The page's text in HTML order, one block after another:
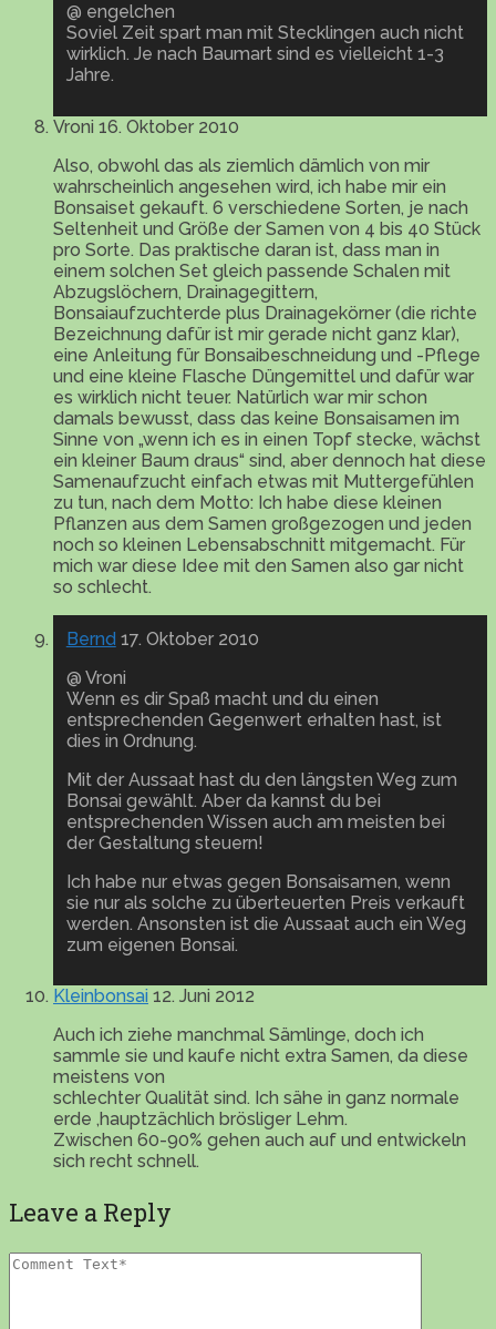
@ engelchen
Soviel Zeit spart man mit Stecklingen auch nicht
wirklich. Je nach Baumart sind es vielleicht 1-3
Jahre.
Vroni 16. Oktober 2010
Also, obwohl das als ziemlich dämlich von mir
wahrscheinlich angesehen wird, ich habe mir ein
Bonsaiset gekauft. 6 verschiedene Sorten, je nach
Seltenheit und Größe der Samen von 4 bis 40 Stück
pro Sorte. Das praktische daran ist, dass man in
einem solchen Set gleich passende Schalen mit
Abzugslöchern, Drainagegittern,
Bonsaiaufzuchterde plus Drainagekörner (die richte
Bezeichnung dafür ist mir gerade nicht ganz klar),
eine Anleitung für Bonsaibeschneidung und -Pflege
und eine kleine Flasche Düngemittel und dafür war
es wirklich nicht teuer. Natürlich war mir schon
damals bewusst, dass das keine Bonsaisamen im
Sinne von „wenn ich es in einen Topf stecke, wächst
ein kleiner Baum draus“ sind, aber dennoch hat diese
Samenaufzucht einfach etwas mit Muttergefühlen
zu tun, nach dem Motto: Ich habe diese kleinen
Pflanzen aus dem Samen großgezogen und jeden
noch so kleinen Lebensabschnitt mitgemacht. Für
mich war diese Idee mit den Samen also gar nicht
so schlecht.
Bernd 17. Oktober 2010
@ Vroni
Wenn es dir Spaß macht und du einen
entsprechenden Gegenwert erhalten hast, ist
dies in Ordnung.
Mit der Aussaat hast du den längsten Weg zum
Bonsai gewählt. Aber da kannst du bei
entsprechenden Wissen auch am meisten bei
der Gestaltung steuern!
Ich habe nur etwas gegen Bonsaisamen, wenn
sie nur als solche zu überteuerten Preis verkauft
werden. Ansonsten ist die Aussaat auch ein Weg
zum eigenen Bonsai.
Kleinbonsai 12. Juni 2012
Auch ich ziehe manchmal Sämlinge, doch ich
sammle sie und kaufe nicht extra Samen, da diese
meistens von
schlechter Qualität sind. Ich sähe in ganz normale
erde ,hauptzächlich brösliger Lehm.
Zwischen 60-90% gehen auch auf und entwickeln
sich recht schnell.
Leave a Reply